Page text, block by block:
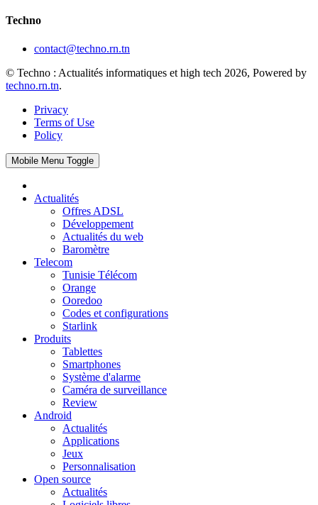
Techno
contact@techno.rn.tn
© Techno : Actualités informatiques et high tech 2026, Powered by
techno.rn.tn.
Privacy
Terms of Use
Policy
Mobile Menu Toggle
Actualités
Offres ADSL
Développement
Actualités du web
Baromètre
Telecom
Tunisie Télécom
Orange
Ooredoo
Codes et configurations
Starlink
Produits
Tablettes
Smartphones
Système d'alarme
Caméra de surveillance
Review
Android
Actualités
Applications
Jeux
Personnalisation
Open source
Actualités